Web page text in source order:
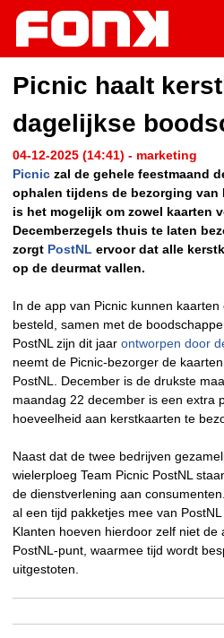
Picnic haalt
dagelijkse
04-12-2025 (14:41) - marketing
Picnic zal de gehele feestmaand
ophalen tijdens de bezorging van
is het mogelijk om zowel kaarten
Decemberzegels thuis te laten
zorgt PostNL ervoor dat alle
op de deurmat vallen.
In de app van Picnic kunnen
besteld, samen met de
PostNL zijn dit jaar ontworpen door
neemt de Picnic-bezorger de
PostNL. December is de drukste
maandag 22 december is een extra
hoeveelheid aan kerstkaarten te
Naast dat de twee bedrijven
wielerploeg Team Picnic PostNL
de dienstverlening aan
al een tijd pakketjes mee van
Klanten hoeven hierdoor zelf niet de
PostNL-punt, waarmee tijd wordt
uitgestoten.